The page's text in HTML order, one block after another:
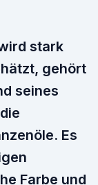
stark
gehört
seines
Es
Farbe und